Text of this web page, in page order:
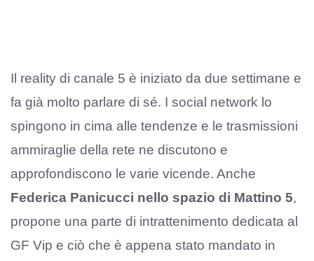
Il reality di canale 5 è iniziato da due settimane e
fa già molto parlare di sé. I social network lo
spingono in cima alle tendenze e le trasmissioni
ammiraglie della rete ne discutono e
approfondiscono le varie vicende. Anche
Federica Panicucci nello spazio di Mattino 5,
propone una parte di intrattenimento dedicata al
GF Vip e ciò che è appena stato mandato in